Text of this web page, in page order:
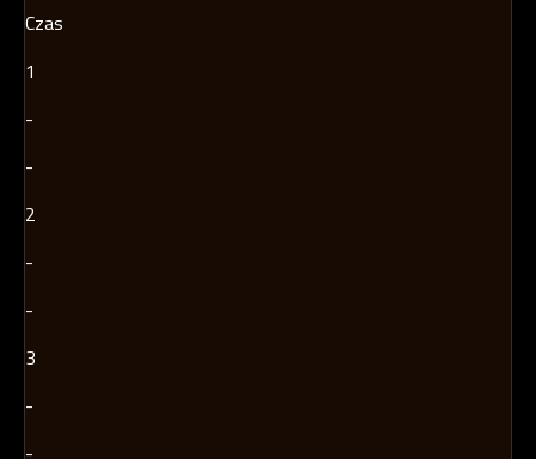
Czas
1
-
-
2
-
-
3
-
-